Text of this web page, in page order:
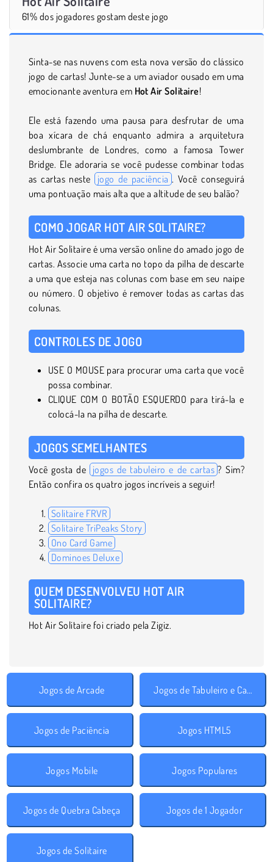
61% dos jogadores gostam deste jogo
Sinta-se nas nuvens com esta nova versão do clássico
jogo de cartas! Junte-se a um aviador ousado em uma
emocionante aventura em Hot Air Solitaire!
Ele está fazendo uma pausa para desfrutar de uma
boa xícara de chá enquanto admira a arquitetura
deslumbrante de Londres, como a famosa Tower
Bridge. Ele adoraria se você pudesse combinar todas
as cartas neste
jogo de paciência . Você conseguirá
uma pontuação mais alta que a altitude de seu balão?
COMO JOGAR HOT AIR SOLITAIRE?
Hot Air Solitaire é uma versão online do amado jogo de
cartas. Associe uma carta no topo da pilha de descarte
a uma que esteja nas colunas com base em seu naipe
ou número. O objetivo é remover todas as cartas das
colunas.
CONTROLES DE JOGO
USE O MOUSE para procurar uma carta que você
possa combinar.
CLIQUE COM O BOTÃO ESQUERDO para tirá-la e
colocá-la na pilha de descarte.
JOGOS SEMELHANTES
Você gosta de jogos de tabuleiro e de cartas ? Sim?
Então confira os quatro jogos incríveis a seguir!
Solitaire FRVR
Solitaire TriPeaks Story
Ono Card Game
Dominoes Deluxe
QUEM DESENVOLVEU HOT AIR
SOLITAIRE?
Hot Air Solitaire foi criado pela Zigiz.
Jogos de Arcade Jogos de Tabuleiro e Cartas
Jogos de Paciência Jogos HTML5
Jogos Mobile Jogos Populares
Jogos de Quebra Cabeça Jogos de 1 Jogador
Jogos de Solitaire